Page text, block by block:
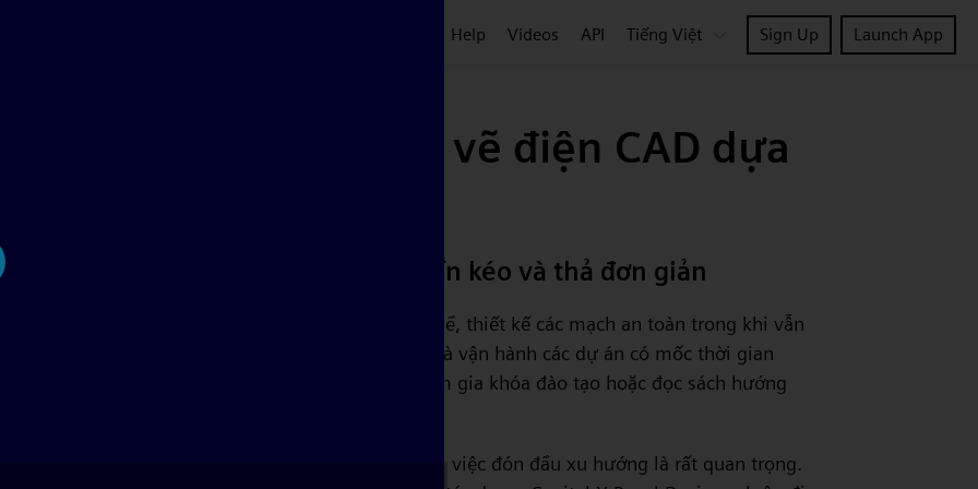
Help Videos API Tiếng Việt Sign Up Launch App
Lợi ích của phần mềm vẽ điện CAD dựa
Không cần thiết lập và cài đặt, chỉ cần kéo và thả đơn giản
Chúng tôi biết các kỹ sư điện có trách nhiệm nặng nề, thiết kế các mạch an toàn trong khi vẫn
giữ chi phí ở mức thấp, bên cạnh việc thử nghiệm và vận hành các dự án có mốc thời gian
nghiêm ngặt. Điều cuối cùng họ có thời gian là tham gia khóa đào tạo hoặc đọc sách hướng
Trong thế giới kỹ thuật điện phát triển nhanh chóng, việc đón đầu xu hướng là rất quan trọng.